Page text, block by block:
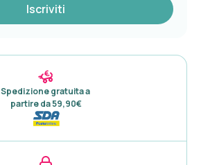
Iscriviti
Spedizione gratuita a
partire da 59,90€